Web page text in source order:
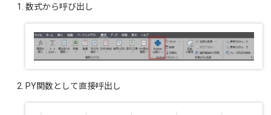
数式から呼び出し
PY関数として直接呼出し